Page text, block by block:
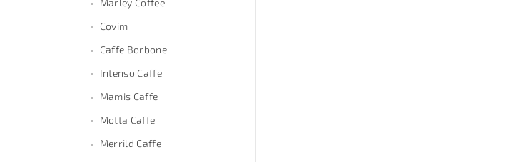
Marley Coffee
Covim
Caffe Borbone
Intenso Caffe
Mamis Caffe
Motta Caffe
Merrild Caffe